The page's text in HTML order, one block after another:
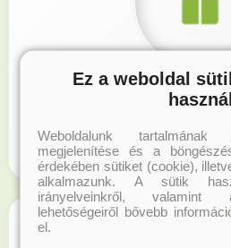
Regisztrálj honlapunkon és
Ez a weboldal
Weboldalunk tartalmának
megjelenítése és a
érdekében sütiket (cookie),
alkalmazunk. A sütik
irányelveinkről, valamint
lehetőségeiről bővebb
el.